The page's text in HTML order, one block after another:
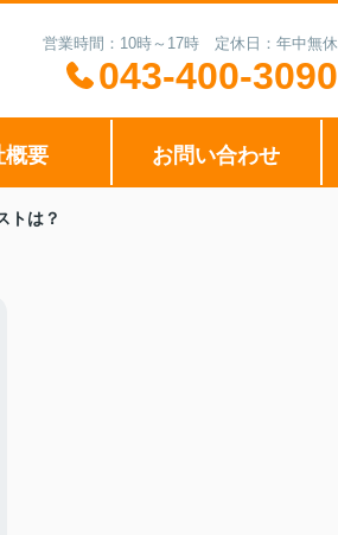
営業時間：10時～17時 定休日：年中無休
043-400-3090
概要 お問い合わせ
トは？